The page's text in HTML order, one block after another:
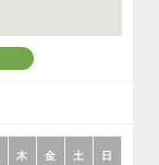
木 金 土 日